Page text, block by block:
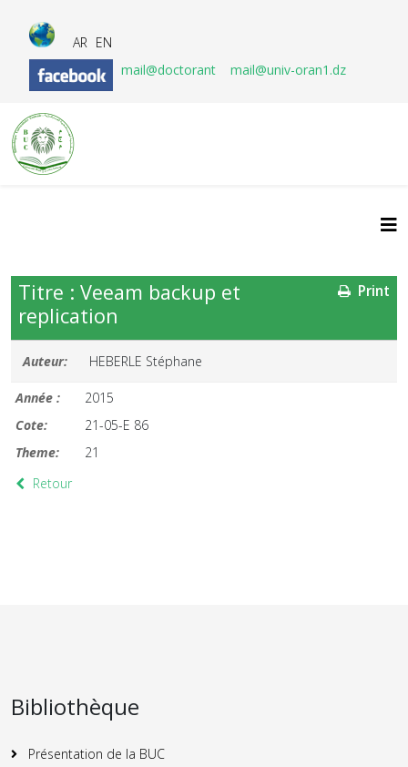
AR EN
mail@doctorant
mail@univ-oran1.dz
Print
Titre : Veeam backup et
replication
Auteur: HEBERLE Stéphane
Année :
2015
Cote:
21-05-E 86
Theme:
21
Retour
Bibliothèque
Présentation de la BUC